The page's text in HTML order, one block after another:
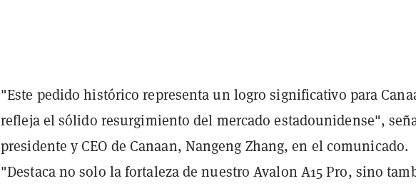
"Este pedido histórico representa un logro significativo para
refleja el sólido resurgimiento del mercado estadounidense",
presidente y CEO de Canaan, Nangeng Zhang, en el comunicado.
"Destaca no solo la fortaleza de nuestro Avalon A15 Pro, sino